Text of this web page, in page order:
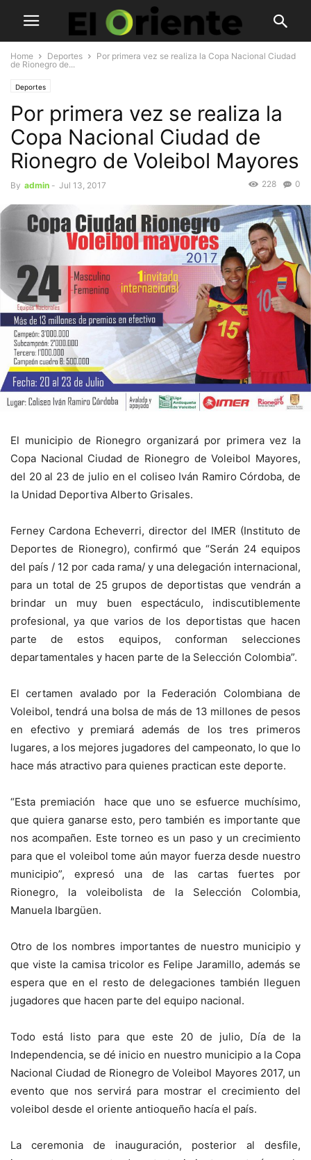
Home Deportes
Por primera vez se realiza la Copa Nacional Ciudad
de Rionegro de...
Deportes
Por primera vez se realiza la
Copa Nacional Ciudad de
Rionegro de Voleibol Mayores
By admin - Jul 13, 2017 0
228
El municipio de Rionegro organizará por primera vez la
Copa Nacional Ciudad de Rionegro de Voleibol Mayores,
del 20 al 23 de julio en el coliseo Iván Ramiro Córdoba, de
la Unidad Deportiva Alberto Grisales.
Ferney Cardona Echeverri, director del IMER (Instituto de
Deportes de Rionegro), confirmó que “Serán 24 equipos
del país / 12 por cada rama/ y una delegación internacional,
para un total de 25 grupos de deportistas que vendrán a
brindar un muy buen espectáculo, indiscutiblemente
profesional, ya que varios de los deportistas que hacen
parte de estos equipos, conforman selecciones
departamentales y hacen parte de la Selección Colombia”.
El certamen avalado por la Federación Colombiana de
Voleibol, tendrá una bolsa de más de 13 millones de pesos
en efectivo y premiará además de los tres primeros
lugares, a los mejores jugadores del campeonato, lo que lo
hace más atractivo para quienes practican este deporte.
“Esta premiación hace que uno se esfuerce muchísimo,
que quiera ganarse esto, pero también es importante que
nos acompañen. Este torneo es un paso y un crecimiento
para que el voleibol tome aún mayor fuerza desde nuestro
municipio”, expresó una de las cartas fuertes por
Rionegro, la voleibolista de la Selección Colombia,
Manuela Ibargüen.
Otro de los nombres importantes de nuestro municipio y
que viste la camisa tricolor es Felipe Jaramillo, además se
espera que en el resto de delegaciones también lleguen
jugadores que hacen parte del equipo nacional.
Todo está listo para que este 20 de julio, Día de la
Independencia, se dé inicio en nuestro municipio a la Copa
Nacional Ciudad de Rionegro de Voleibol Mayores 2017, un
evento que nos servirá para mostrar el crecimiento del
voleibol desde el oriente antioqueño hacía el país.
La ceremonia de inauguración, posterior al desfile,